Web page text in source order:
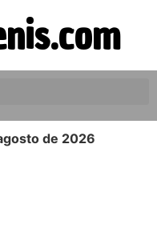
de 2026